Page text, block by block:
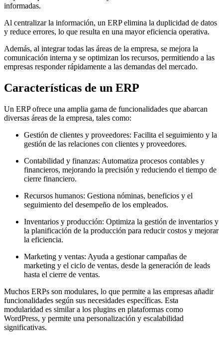
informadas.
Al centralizar la información, un ERP elimina la duplicidad de datos
y reduce errores, lo que resulta en una mayor eficiencia operativa.
Además, al integrar todas las áreas de la empresa, se mejora la
comunicación interna y se optimizan los recursos, permitiendo a las
empresas responder rápidamente a las demandas del mercado.
Características de un ERP
Un ERP ofrece una amplia gama de funcionalidades que abarcan
diversas áreas de la empresa, tales como:
Gestión de clientes y proveedores: Facilita el seguimiento y la
gestión de las relaciones con clientes y proveedores.
Contabilidad y finanzas: Automatiza procesos contables y
financieros, mejorando la precisión y reduciendo el tiempo de
cierre financiero.
Recursos humanos: Gestiona nóminas, beneficios y el
seguimiento del desempeño de los empleados.
Inventarios y producción: Optimiza la gestión de inventarios y
la planificación de la producción para reducir costos y mejorar
la eficiencia.
Marketing y ventas: Ayuda a gestionar campañas de
marketing y el ciclo de ventas, desde la generación de leads
hasta el cierre de ventas.
Muchos ERPs son modulares, lo que permite a las empresas añadir
funcionalidades según sus necesidades específicas. Esta
modularidad es similar a los plugins en plataformas como
WordPress, y permite una personalización y escalabilidad
significativas.